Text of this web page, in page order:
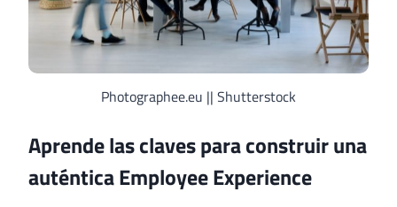
Photographee.eu || Shutterstock
Aprende las claves para construir una
auténtica Employee Experience